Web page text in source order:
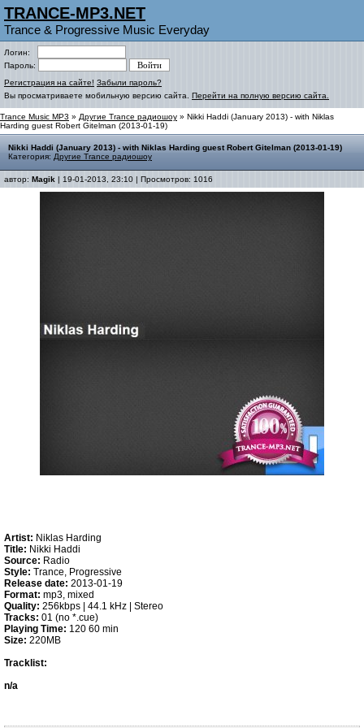
TRANCE-MP3.NET
Trance & Progressive Music Everyday
Логин:
Пароль:
Регистрация на сайте! Забыли пароль?
Вы просматриваете мобильную версию сайта. Перейти на полную версию сайта.
Trance Music MP3 » Другие Trance радиошоу » Nikki Haddi (January 2013) - with Niklas
Harding guest Robert Gitelman (2013-01-19)
Nikki Haddi (January 2013) - with Niklas Harding guest Robert Gitelman (2013-01-19)
Категория: Другие Trance радиошоу
автор: Magik | 19-01-2013, 23:10 | Просмотров: 1016
Artist: Niklas Harding
Title: Nikki Haddi
Source: Radio
Style: Trance, Progressive
Release date: 2013-01-19
Format: mp3, mixed
Quality: 256kbps | 44.1 kHz | Stereo
Tracks: 01 (no *.cue)
Playing Time: 120 60 min
Size: 220MB
Tracklist:
n/a